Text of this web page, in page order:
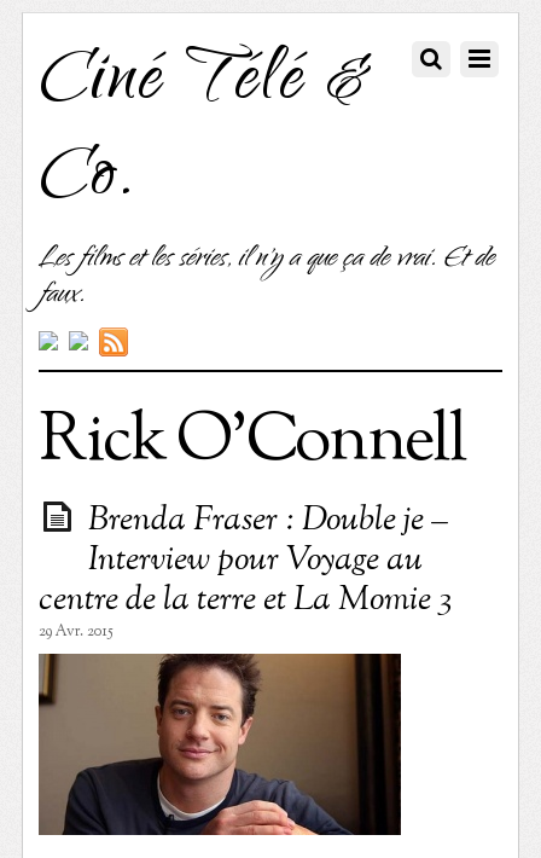
Ciné Télé &
Co.
Les films et les séries, il n'y a que ça de vrai. Et de
faux.
Rick O’Connell
Brenda Fraser : Double je –
Interview pour Voyage au
centre de la terre et La Momie 3
29 Avr. 2015